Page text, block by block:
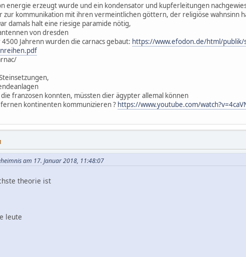
energie erzeugt wurde und ein kondensator und kupferleitungen
zur kommunikation mit ihren vermeintlichen göttern, der religiöse wahnsinn
damals halt eine riesige paramide nötig,
von dresden
Jahrenn wurden die carnacs gebaut: https://www.efodon.de/html/publik/
franzosen konnten, müssten dier ägypter allemal können
kontinenten kommunizieren ? https://www.youtube.com/
am 17. Januar 2018, 11:48:07
theorie ist
leute